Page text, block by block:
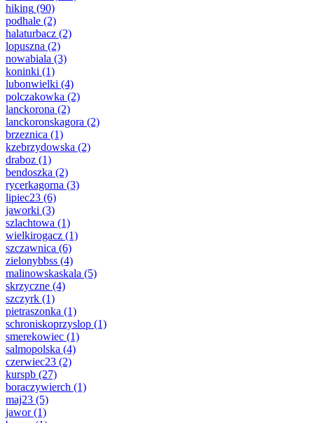
hiking (90)
podhale (2)
halaturbacz (2)
lopuszna (2)
nowabiala (3)
koninki (1)
lubonwielki (4)
polczakowka (2)
lanckorona (2)
lanckoronskagora (2)
brzeznica (1)
kzebrzydowska (2)
draboz (1)
bendoszka (2)
rycerkagorna (3)
lipiec23 (6)
jaworki (3)
szlachtowa (1)
wielkirogacz (1)
szczawnica (6)
zielonybbss (4)
malinowskaskala (5)
skrzyczne (4)
szczyrk (1)
pietraszonka (1)
schroniskoprzyslop (1)
smerekowiec (1)
salmopolska (4)
czerwiec23 (2)
kurspb (27)
boraczywierch (1)
maj23 (5)
jawor(1)